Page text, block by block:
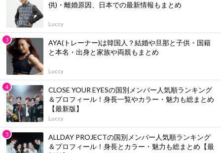
供)・離婚原因、日本での最新情報もまとめ
Luccy
AYA(トレーナー)は韓国人？結婚や旦那と子供・国籍
と本名・出身と家族や両親もまとめ
Luccy
CLOSE YOUR EYESの国別メンバー人気順ランキング
＆プロフィール！身長一覧やカラー・魅力も総まとめ
【最新版】
Luccy
ALLDAY PROJECTの国別メンバー人気順ランキング
＆プロフィール！身長とカラー・魅力も総まとめ【最